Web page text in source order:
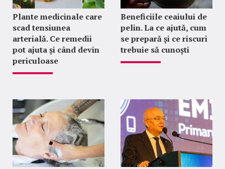
Plante medicinale care
scad tensiunea
arterială. Ce remedii
pot ajuta și când devin
periculoase
Beneficiile ceaiului de
pelin. La ce ajută, cum
se prepară și ce riscuri
trebuie să cunoști